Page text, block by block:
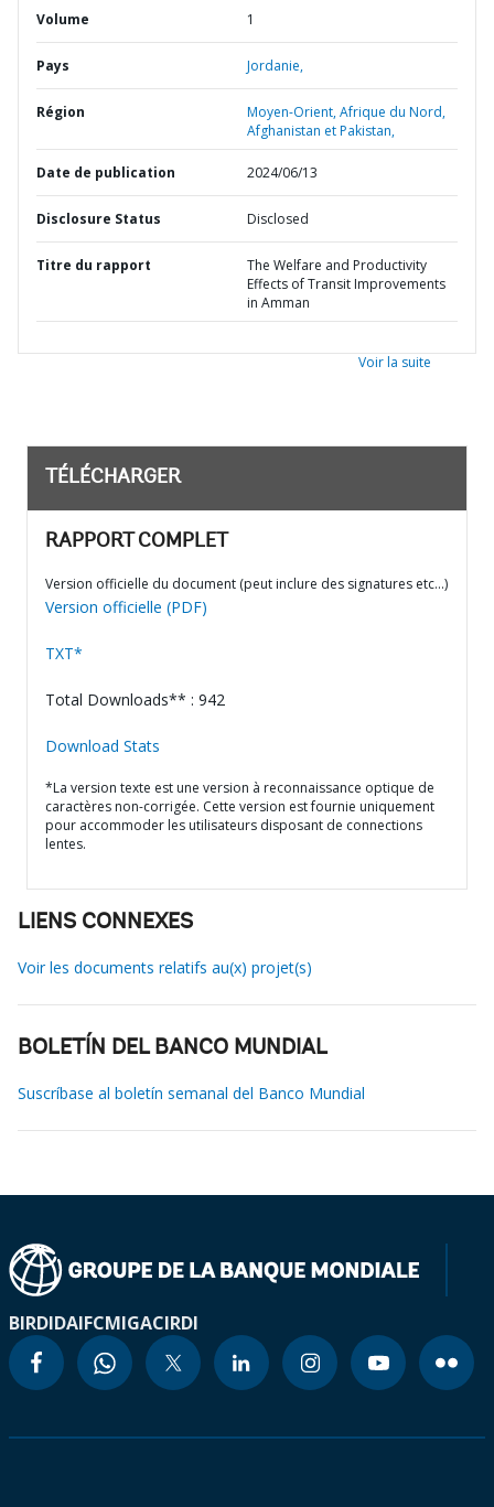
Volume 1
Pays Jordanie,
Région
Moyen-Orient, Afrique du Nord,
Afghanistan et Pakistan,
Date de publication 2024/06/13
Disclosure Status Disclosed
Titre du rapport
The Welfare and Productivity
Effects of Transit Improvements
in Amman
Voir la suite
TÉLÉCHARGER
RAPPORT COMPLET
Version officielle du document (peut inclure des signatures etc…)
Version officielle (PDF)
TXT*
Total Downloads** : 942
Download Stats
*La version texte est une version à reconnaissance optique de
caractères non-corrigée. Cette version est fournie uniquement
pour accommoder les utilisateurs disposant de connections
lentes.
LIENS CONNEXES
Voir les documents relatifs au(x) projet(s)
BOLETÍN DEL BANCO MUNDIAL
Suscríbase al boletín semanal del Banco Mundial
BIRDIDAIFCMIGACIRDI